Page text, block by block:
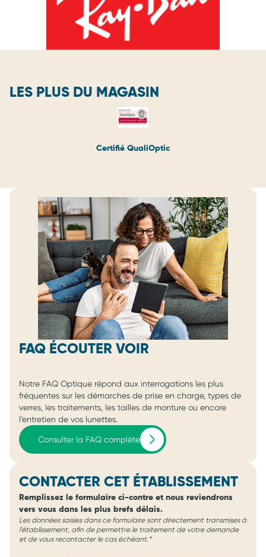
LES PLUS DU MAGASIN
Certifié QualiOptic
FAQ ÉCOUTER VOIR
Notre FAQ Optique répond aux interrogations les plus
fréquentes sur les démarches de prise en charge, types de
verres, les traitements, les tailles de monture ou encore
l’entretien de vos lunettes.
Consulter la FAQ complète
CONTACTER CET ÉTABLISSEMENT
Remplissez le formulaire ci-contre et nous reviendrons
vers vous dans les plus brefs délais.
Les données saisies dans ce formulaire sont directement transmises à
l'établissement, afin de permettre le traitement de votre demande
et de vous recontacter le cas échéant.*